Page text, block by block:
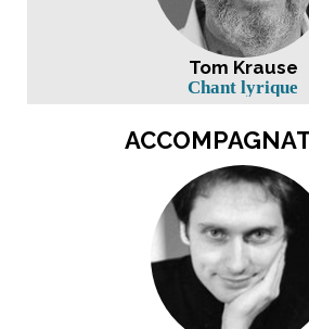
Tom Krause
Chant lyrique